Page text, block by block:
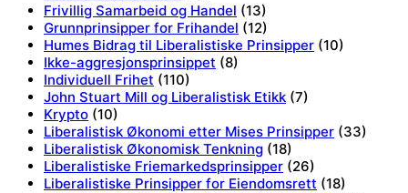
Frivillig Samarbeid og Handel (13)
Grunnprinsipper for Frihandel (12)
Humes Bidrag til Liberalistiske Prinsipper (10)
Ikke-aggresjonsprinsippet (8)
Individuell Frihet (110)
John Stuart Mill og Liberalistisk Etikk (7)
Krypto (10)
Liberalistisk Økonomi etter Mises Prinsipper (33)
Liberalistisk Økonomisk Tenkning (18)
Liberalistiske Friemarkedsprinsipper (26)
Liberalistiske Prinsipper for Eiendomsrett (18)